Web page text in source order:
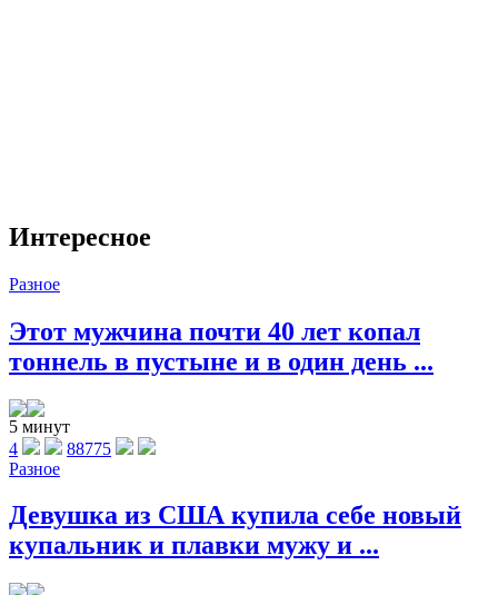
Интересное
Разное
Этот мужчина почти 40 лет копал
тоннель в пустыне и в один день ...
5 минут
4
88775
Разное
Девушка из США купила себе новый
купальник и плавки мужу и ...